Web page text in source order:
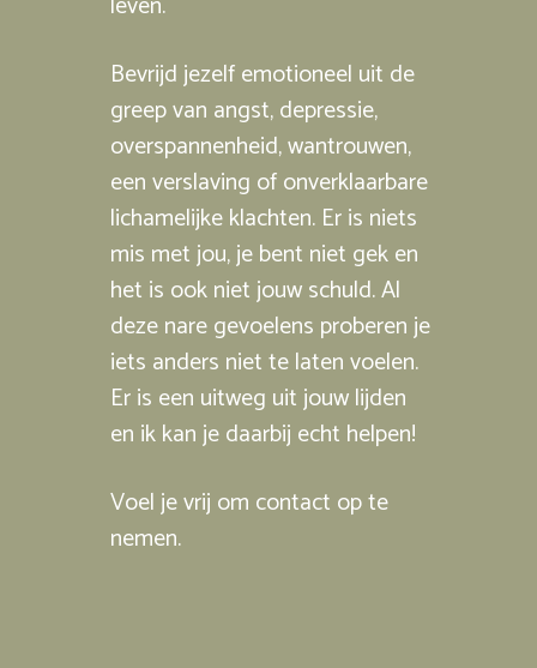
Bevrijd jezelf emotioneel uit de
greep van angst, depressie,
overspannenheid, wantrouwen,
een verslaving of onverklaarbare
lichamelijke klachten. Er is niets
mis met jou, je bent niet gek en
het is ook niet jouw schuld. Al
deze nare gevoelens proberen je
iets anders niet te laten voelen.
Er is een uitweg uit jouw lijden
en ik kan je daarbij echt helpen!
Voel je vrij om contact op te
nemen.